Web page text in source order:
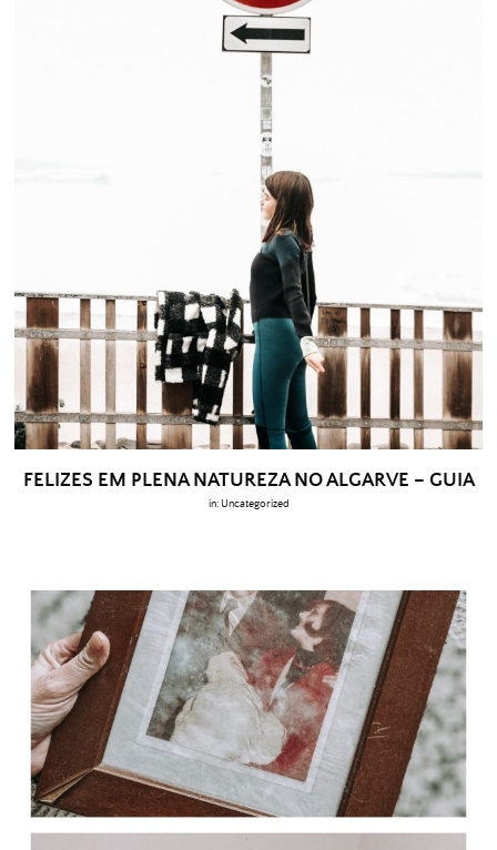
FELIZES EM PLENA NATUREZA NO ALGARVE – GUIA
in: Uncategorized